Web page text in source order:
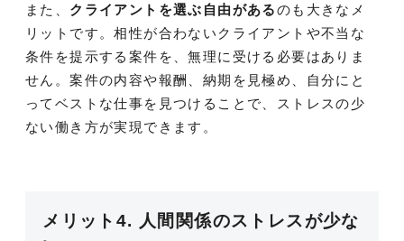
また、 クライアントを選ぶ自由があるのも大きなメ
リットです。相性が合わないクライアントや不当な
条件を提示する案件を、無理に受ける必要はありま
せん。案件の内容や報酬、納期を見極め、自分にと
ってベストな仕事を見つけることで、ストレスの少
ない働き方が実現できます。
メリット4. 人間関係のストレスが少な